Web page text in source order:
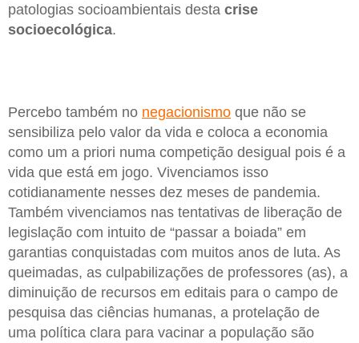
patologias socioambientais desta crise
socioecológica.
Percebo também no negacionismo que não se
sensibiliza pelo valor da vida e coloca a economia
como um a priori numa competição desigual pois é a
vida que está em jogo. Vivenciamos isso
cotidianamente nesses dez meses de pandemia.
Também vivenciamos nas tentativas de liberação de
legislação com intuito de “passar a boiada” em
garantias conquistadas com muitos anos de luta. As
queimadas, as culpabilizações de professores (as), a
diminuição de recursos em editais para o campo de
pesquisa das ciências humanas, a protelação de
uma política clara para vacinar a população são